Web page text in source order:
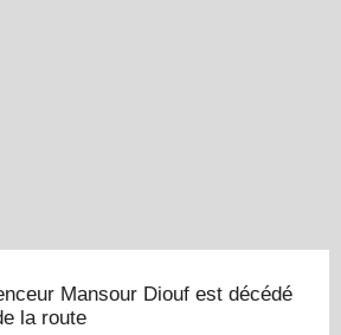
Mansour Diouf est décédé
la route